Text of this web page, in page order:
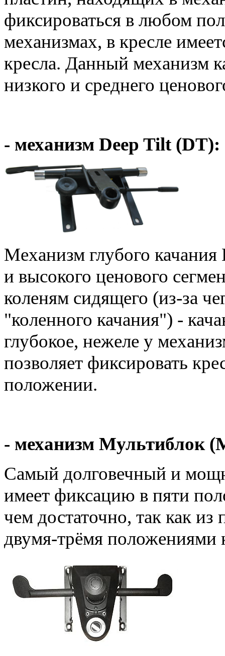
фиксироваться в любом
механизмах, в кресле
кресла. Данный механизм
низкого и среднего
- механизм Deep Tilt (DT):
Механизм глубого качания
и высокого ценового
коленям сидящего (из-за
"коленного качания") -
глубокое, нежеле у
позволяет фиксировать
положении.
- механизм Мультиблок
Самый долговечный и
имеет фиксацию в пяти
чем достаточно, так как
двумя-трёмя положениями